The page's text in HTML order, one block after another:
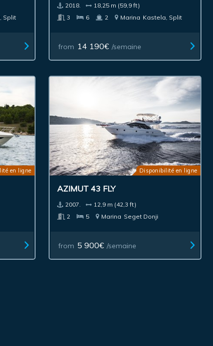
Split
2018.
18,25 m (59,9 ft)
3
6 2 Marina Kastela, Split
from 14 190€ /semaine
en ligne Disponibilité en ligne
AZIMUT 43 FLY
2007.
12,9 m (42,3 ft)
2
5 Marina Seget Donji
from 5 900€ /semaine